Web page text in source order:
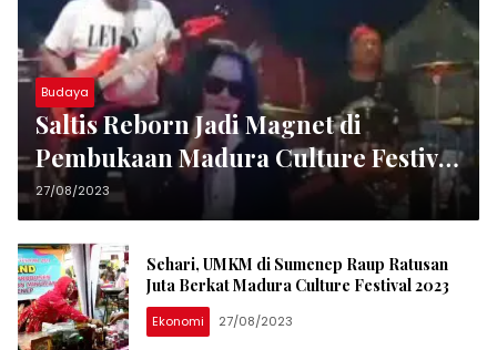
Budaya
Saltis Reborn Jadi Magnet di
Pembukaan Madura Culture Festival
2023
27/08/2023
Sehari, UMKM di Sumenep Raup Ratusan
Juta Berkat Madura Culture Festival 2023
Ekonomi 27/08/2023